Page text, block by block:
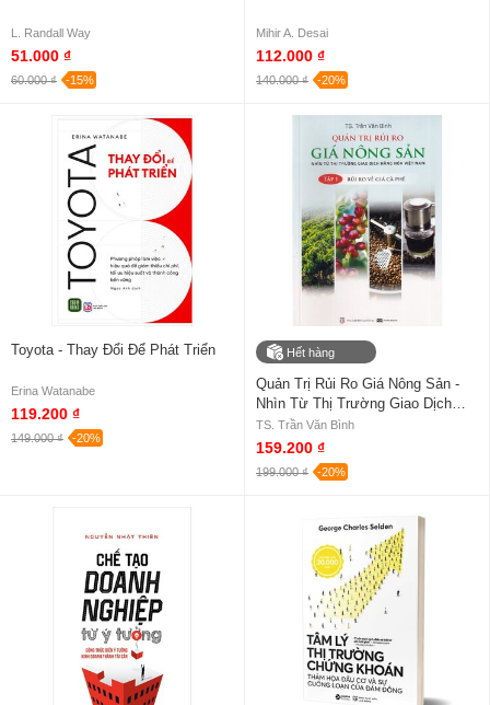
L. Randall Way
51.000 ₫
60.000 ₫ -15%
Mihir A. Desai
112.000 ₫
140.000 ₫ -20%
Toyota - Thay Đổi Để Phát Triển
Erina Watanabe
119.200 ₫
149.000 ₫ -20%
Hết hàng
Quản Trị Rủi Ro Giá Nông Sản -
Nhìn Từ Thị Trường Giao Dịch
Hàng Hóa Việt Nam - Tập 1: Rủi
Ro Về Giá Cà Phê
TS. Trần Văn Bình
159.200 ₫
199.000 ₫ -20%